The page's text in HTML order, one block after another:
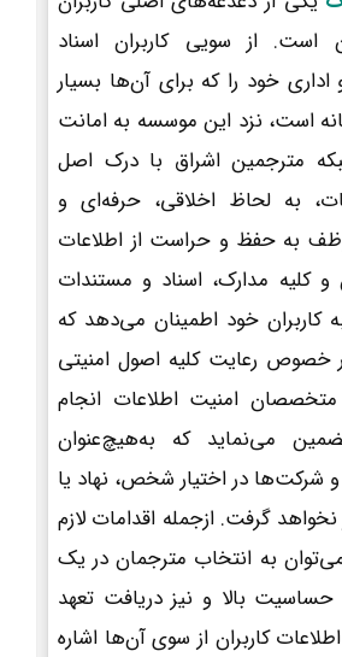
است. از سویی کاربران اسناد
خود را که برای آن‌ها بسیار
است، نزد این موسسه به امانت
مترجمین اشراق با درک اصل
به لحاظ اخلاقی، حرفه‌ای و
به حفظ و حراست از اطلاعات
کلیه مدارک، اسناد و مستندات
کاربران خود اطمینان می‌دهد که
خصوص رعایت کلیه اصول امنیتی
امنیت اطلاعات انجام
می‌نماید که به‌هیچ‌عنوان
شرکت‌ها در اختیار شخص، نهاد یا
گرفت. ازجمله اقدامات لازم
به انتخاب مترجمان در یک
بالا و نیز دریافت تعهد
کاربران از سوی آن‌ها اشاره